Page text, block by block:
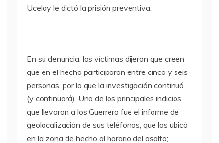
Ucelay le dictó la prisión preventiva.
En su denuncia, las víctimas dijeron que creen
que en el hecho participaron entre cinco y seis
personas, por lo que la investigación continuó
(y continuará). Uno de los principales indicios
que llevaron a los Guerrero fue el informe de
geolocalización de sus teléfonos, que los ubicó
en la zona de hecho al horario del asalto;